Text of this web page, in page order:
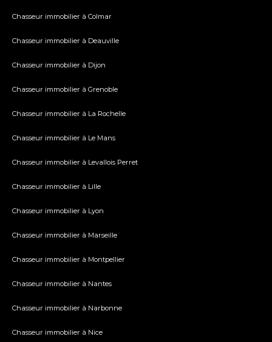
Chasseur immobilier à Colmar
Chasseur immobilier à Deauville
Chasseur immobilier à Dijon
Chasseur immobilier à Grenoble
Chasseur immobilier à La Rochelle
Chasseur immobilier à Le Mans
Chasseur immobilier à Levallois Perret
Chasseur immobilier à Lille
Chasseur immobilier à Lyon
Chasseur immobilier à Marseille
Chasseur immobilier à Montpellier
Chasseur immobilier à Nantes
Chasseur immobilier à Narbonne
Chasseur immobilier à Nice